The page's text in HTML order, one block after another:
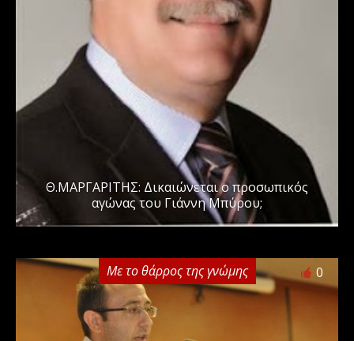
Θ.ΜΑΡΓΑΡΙΤΗΣ: Δικαιώνεται ο προσωπικός
αγώνας του Γιάννη Μπύρου;
Με το θάρρος της γνώμης 0